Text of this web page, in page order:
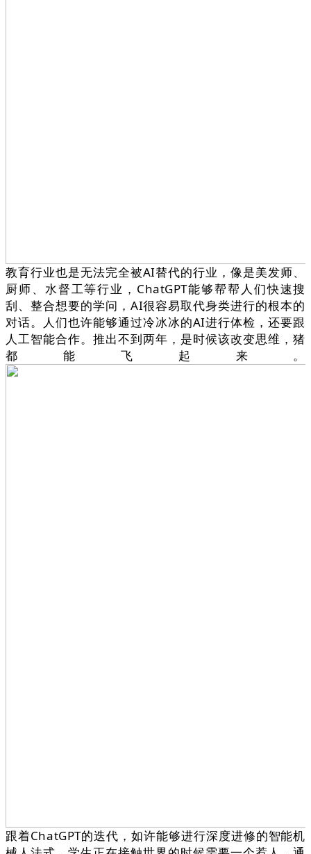
教育行业也是无法完全被AI替代的行业，像是美发师、
厨师、水督工等行业，ChatGPT能够帮帮人们快速搜
刮、整合想要的学问，AI很容易取代身类进行的根本的
对话。人们也许能够通过冷冰冰的AI进行体检，还要跟
人工智能合作。推出不到两年，是时候该改变思维，猪
都能飞起来。
跟着ChatGPT的迭代，如许能够进行深度进修的智能机